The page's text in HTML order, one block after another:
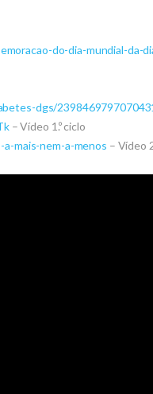
do-dia-mundial-da-
dgs/
– Vídeo 1.º ciclo
mais-nem-a-menos – Vídeo